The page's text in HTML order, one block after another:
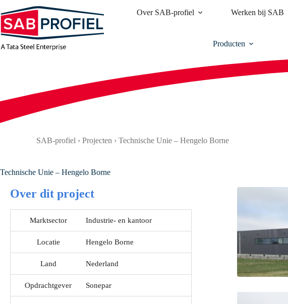
naar
de
inhoud
Over SAB-profiel Werken bij SAB
Producten
SAB-profiel › Projecten › Technische Unie – Hengelo Borne
Technische Unie – Hengelo Borne
Over dit project
Marktsector Industrie- en kantoor
Locatie Hengelo Borne
Land Nederland
Opdrachtgever Sonepar